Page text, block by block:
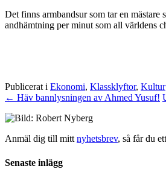
Det finns armbandsur som tar en mästare
andhämtning per minut som all världens
Publicerat i Ekonomi, Klassklyftor, Kultur
← Häv bannlysningen av Ahmed Yusuf!
Anmäl dig till mitt nyhetsbrev, så får du
Senaste inlägg